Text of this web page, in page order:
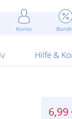
Konto
Attrappen
ARS Pirotecnia
Hilfe &
6,99